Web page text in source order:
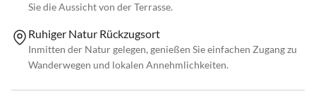
Sie die Aussicht von der Terrasse.
Ruhiger Natur Rückzugsort
Inmitten der Natur gelegen, genießen Sie einfachen Zugang zu
Wanderwegen und lokalen Annehmlichkeiten.